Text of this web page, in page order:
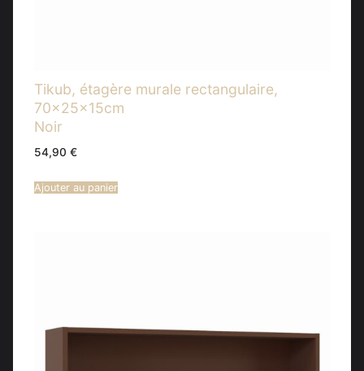
Tikub, étagère murale rectangulaire,
70x25x15cm
Noir
54,90 €
Ajouter au panier